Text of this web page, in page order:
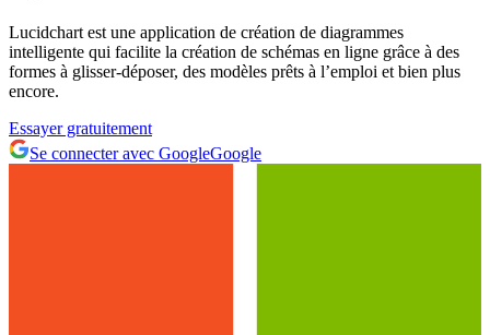
Lucidchart est une application de création de diagrammes
intelligente qui facilite la création de schémas en ligne grâce à des
formes à glisser-déposer, des modèles prêts à l’emploi et bien plus
encore.
Essayer gratuitement
Se connecter avec GoogleGoogle